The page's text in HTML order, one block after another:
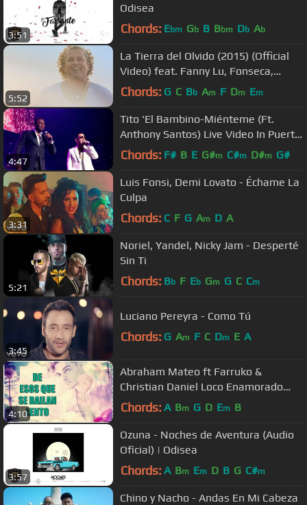
3:51
Odisea
Chords: Ebm Gb B Bbm Db Ab
5:52
La Tierra del Olvido (2015) (Official
Video) feat. Fanny Lu, Fonseca,
Maluma, Andrea Ec...
Chords: G C Bb Am F Dm Em
4:47
Tito 'El Bambino-Miénteme (Ft.
Anthony Santos) Live Video In Puerto
Rico
Chords: F# B E G#m C#m D#m G#
3:31
Luis Fonsi, Demi Lovato - Échame La
Culpa
Chords: C F G Am D A
5:21
Noriel, Yandel, Nicky Jam - Desperté
Sin Ti
Chords: Bb F Eb Gm G C Cm
3:45
Luciano Pereyra - Como Tú
Chords: G Am F C Dm E A
4:10
Abraham Mateo ft Farruko &
Christian Daniel Loco Enamorado
Letra
Chords: A Bm G D Em B
3:57
Ozuna - Noches de Aventura (Audio
Oficial) | Odisea
Chords: A Bm Em D B G C#m
Chino y Nacho - Andas En Mi Cabeza